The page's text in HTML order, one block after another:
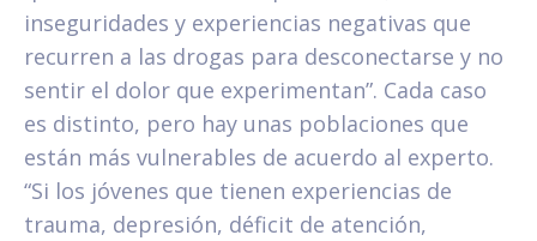
inseguridades y experiencias negativas que
recurren a las drogas para desconectarse y no
sentir el dolor que experimentan”. Cada caso
es distinto, pero hay unas poblaciones que
están más vulnerables de acuerdo al experto.
“Si los jóvenes que tienen experiencias de
trauma, depresión, déficit de atención,